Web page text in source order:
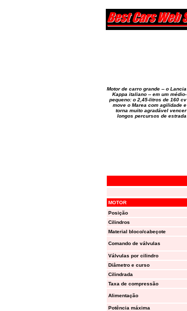
Motor de carro grande -- o Lancia
Kappa italiano -- em um médio-
pequeno: o 2,45-litros de 160 cv
move o Marea com agilidade e
torna muito agradável vencer
longos percursos de estrada
MOTOR
Posição
Cilindros
Material bloco/cabeçote
Comando de válvulas
Válvulas por cilindro
Diâmetro e curso
Cilindrada
Taxa de compressão
Alimentação
Potência máxima